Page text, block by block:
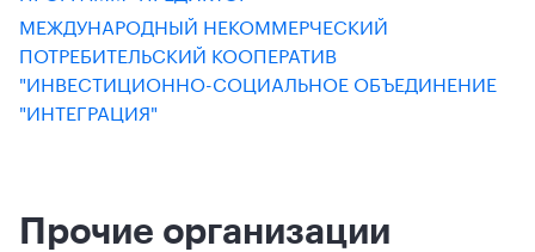
МЕЖДУНАРОДНЫЙ НЕКОММЕРЧЕСКИЙ
ПОТРЕБИТЕЛЬСКИЙ КООПЕРАТИВ
"ИНВЕСТИЦИОННО-СОЦИАЛЬНОЕ ОБЪЕДИНЕНИЕ
"ИНТЕГРАЦИЯ"
Прочие организации